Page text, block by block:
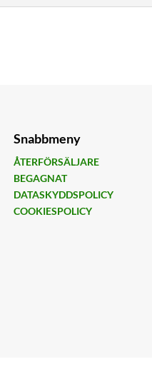
Snabbmeny
ÅTERFÖRSÄLJARE
BEGAGNAT
DATASKYDDSPOLICY
COOKIESPOLICY